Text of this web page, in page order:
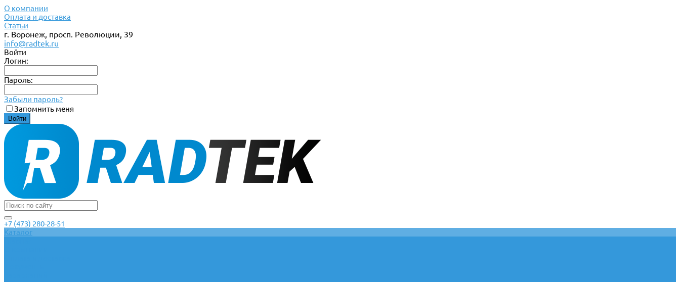
О компании
Оплата и доставка
Статьи
г. Воронеж, просп. Революции, 39
info@radtek.ru
Войти
Логин:
Пароль:
Забыли пароль?
Запомнить меня
+7 (473) 280-28-51
Каталог